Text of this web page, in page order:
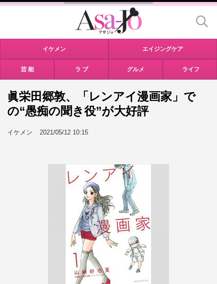
イケメン エイジングケア
芸 能 ラ ブ グルメ ライフ
眞栄田郷敦、「レンアイ漫画家」で
の“愚痴の聞き役”が大好評
イケメン 2021/05/12 10:15